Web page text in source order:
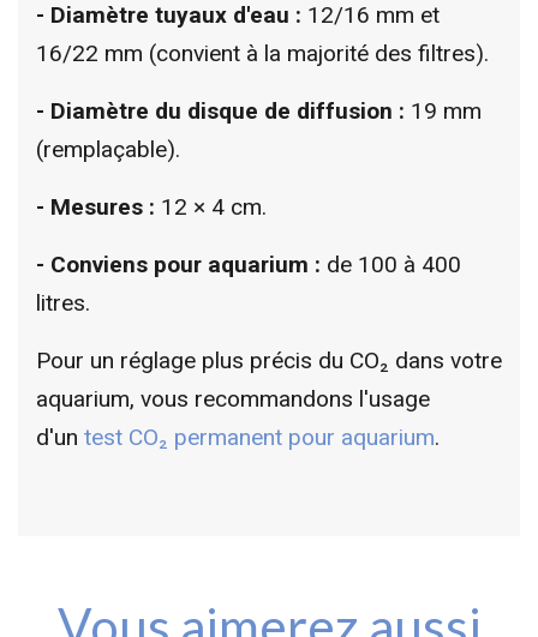
- Diamètre tuyaux d'eau : 12/16 mm et
16/22 mm (convient à la majorité des filtres).
- Diamètre du disque de diffusion : 19 mm
(remplaçable).
- Mesures : 12 × 4 cm.
- Conviens pour aquarium : de 100 à 400
litres.
Pour un réglage plus précis du CO₂ dans votre
aquarium, vous recommandons l'usage
d'un test CO₂ permanent pour aquarium.